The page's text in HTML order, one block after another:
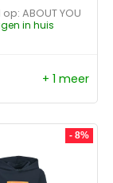
op:
ABOUT YOU
in huis
prijs
prijs is:
+ 1 meer
- 8%